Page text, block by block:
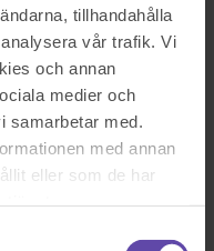
tillhandahålla
vår trafik. Vi
och annan
medier och
samarbetar med.
med annan
eller som de har